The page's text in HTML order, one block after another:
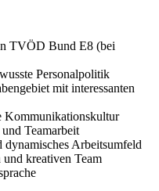
TVÖD Bund E8 (bei
Personalpolitik
mit interessanten
Kommunikationskultur
Teamarbeit
dynamisches Arbeitsumfeld
kreativen Team